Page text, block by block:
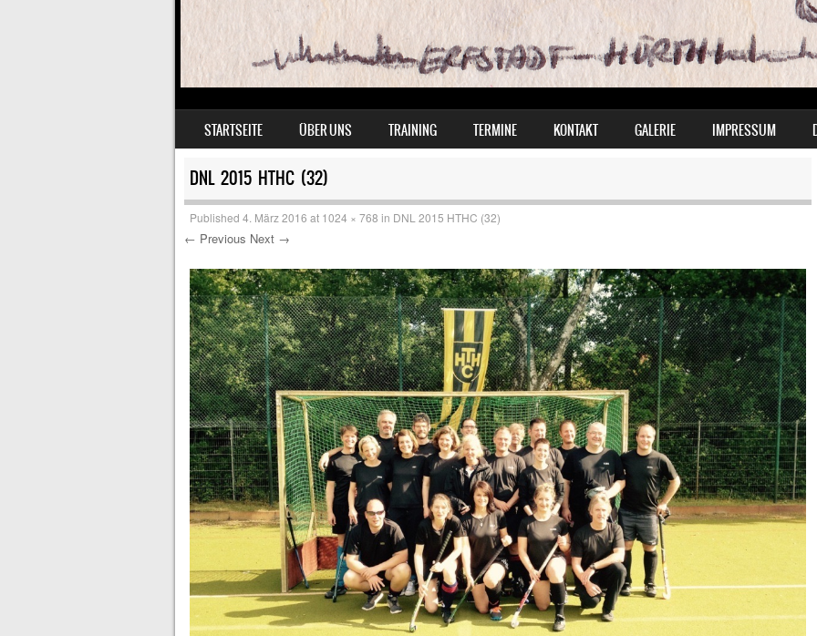
MENU
SKIP TO CONTENT
STARTSEITE ÜBER UNS TRAINING TERMINE KONTAKT GALERIE IMPRESSUM
DNL 2015 HTHC (32)
Published 4. März 2016 at 1024 × 768 in DNL 2015 HTHC (32)
← Previous Next →